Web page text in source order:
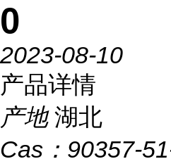
0
2023-08-10
产品详情
产地 湖北
Cas： 90357-